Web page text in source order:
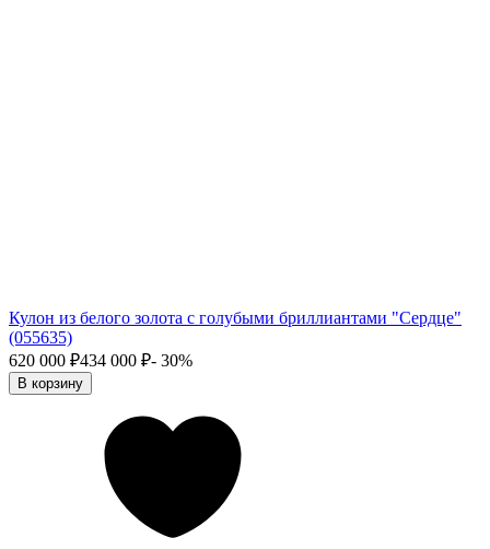
Кулон из белого золота с голубыми бриллиантами "Сердце"
(055635)
620 000 ₽434 000 ₽- 30%
В корзину